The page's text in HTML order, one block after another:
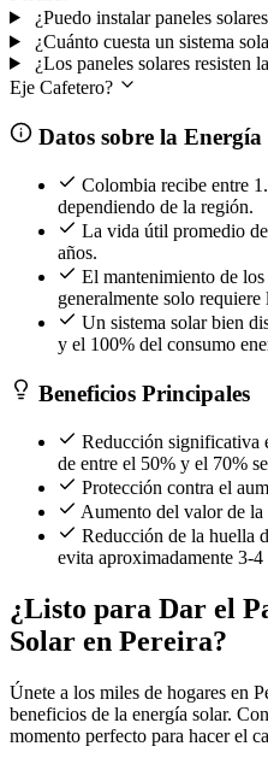
¿Puedo instalar paneles
¿Cuánto cuesta un sistema
¿Los paneles solares resisten
Eje Cafetero?
Datos sobre la Energía
Colombia recibe entre
dependiendo de la región.
La vida útil promedio
años.
El mantenimiento de
generalmente solo
Un sistema solar bien
y el 100% del consumo
Beneficios Principales
Reducción significativa
de entre el 50% y el 70%
Protección contra el
Aumento del valor de
Reducción de la huella
evita aproximadamente 3-
¿Listo para Dar el
Solar en Pereira?
Únete a los miles de hogares en
beneficios de la energía solar.
momento perfecto para hacer el